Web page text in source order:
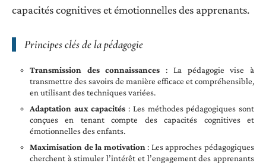
capacités cognitives et émotionnelles des apprenants.
Principes clés de la pédagogie
Transmission des connaissances : La pédagogie vise à
transmettre des savoirs de manière efficace et compréhensible,
en utilisant des techniques variées.
Adaptation aux capacités : Les méthodes pédagogiques sont
conçues en tenant compte des capacités cognitives et
émotionnelles des enfants.
Maximisation de la motivation: Les approches pédagogiques
cherchent à stimuler l’intérêt et l’engagement des apprenants